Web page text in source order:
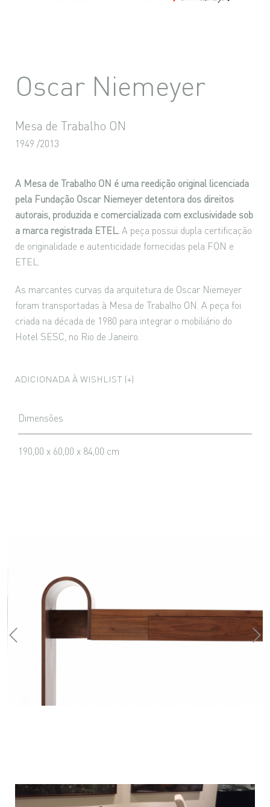
Oscar Niemeyer
Mesa de Trabalho ON
1949 /2013
A Mesa de Trabalho ON é uma reedição original licenciada
pela Fundação Oscar Niemeyerdetentora dos direitos
autorais, produzida e comercializada com exclusividade sob
a marca registrada ETEL.A peça possui dupla certificação
de originalidade e autenticidade fornecidas pela FON e
ETEL.
As marcantes curvas da arquitetura de Oscar Niemeyer
foram transportadas à Mesa de Trabalho ON. A peça foi
criada na década de 1980 para integrar o mobiliário do
Hotel SESC, no Rio de Janeiro.
ADICIONADA À WISHLIST (+)
Dimensões
190,00 x 60,00 x 84,00 cm